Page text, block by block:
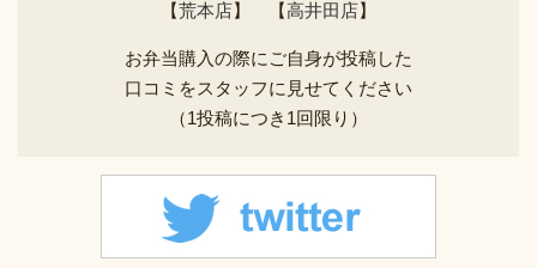
【荒本店】 【高井田店】
お弁当購入の際にご自身が投稿した
口コミをスタッフに見せてください
（1投稿につき1回限り）